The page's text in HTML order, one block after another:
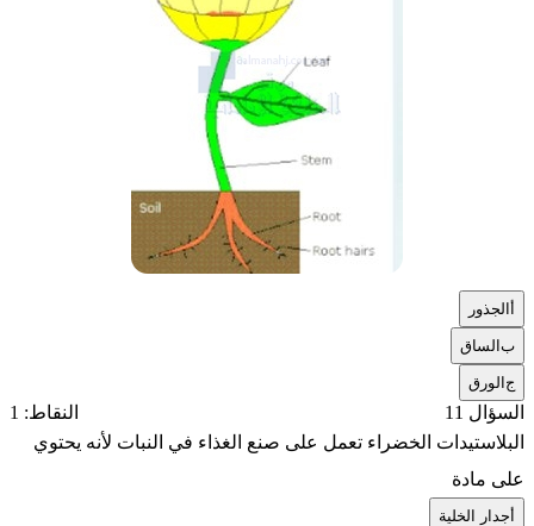
الجذور
بالساق
جالورق
السؤال 11
النقاط: 1
البلاستيدات الخضراء تعمل على صنع الغذاء في النبات لأنه يحتوي
على مادة
جدار الخلية